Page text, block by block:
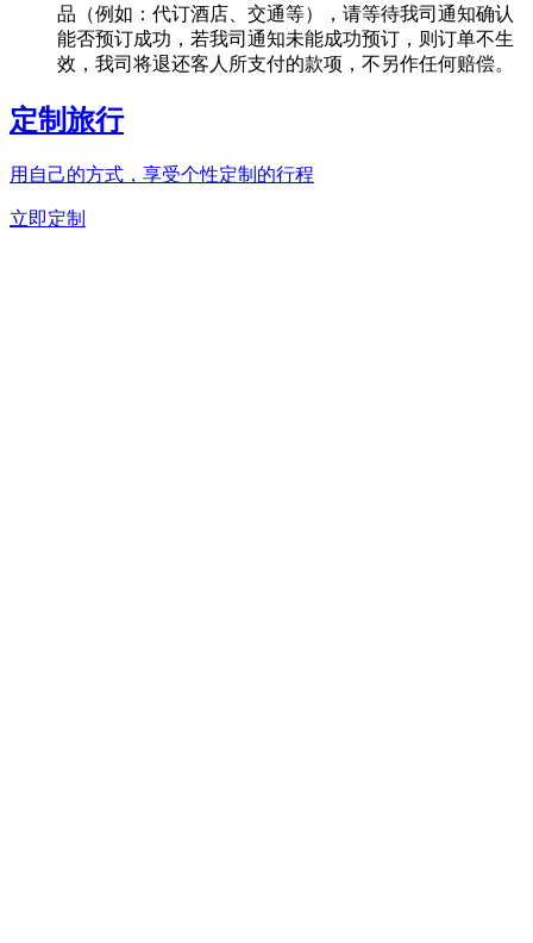
品（例如：代订酒店、交通等），请等待我司通知确认
能否预订成功，若我司通知未能成功预订，则订单不生
效，我司将退还客人所支付的款项，不另作任何赔偿。
定制旅行
用自己的方式，享受个性定制的行程
立即定制